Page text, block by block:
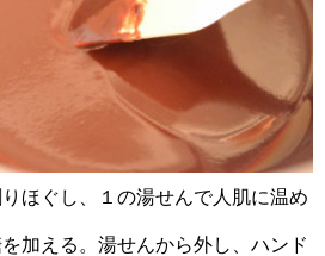
ほぐし、１の湯せんで人肌に温め
加える。湯せんから外し、ハンド